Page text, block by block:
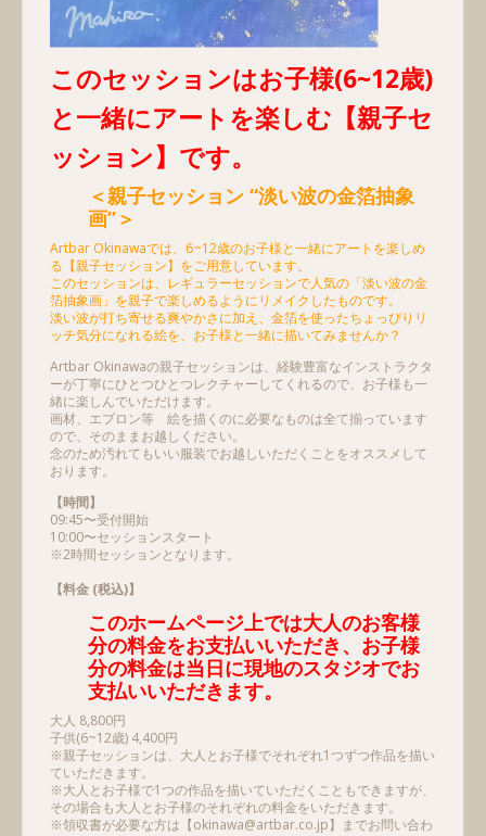
このセッションはお子様(6~12歳)
と一緒にアートを楽しむ【親子セ
ッション】です。
＜親子セッション “淡い波の金箔抽象
画”＞
Artbar Okinawaでは、6~12歳のお子様と一緒にアートを楽しめ
る【親子セッション】をご用意しています。
このセッションは、レギュラーセッションで人気の「淡い波の金
箔抽象画」を親子で楽しめるようにリメイクしたものです。
淡い波が打ち寄せる爽やかさに加え、金箔を使ったちょっぴりリ
ッチ気分になれる絵を、お子様と一緒に描いてみませんか？
Artbar Okinawaの親子セッションは、経験豊富なインストラクタ
ーが丁寧にひとつひとつレクチャーしてくれるので、お子様も一
緒に楽しんでいただけます。
画材、エプロン等 絵を描くのに必要なものは全て揃っています
ので、そのままお越しください。
念のため汚れてもいい服装でお越しいただくことをオススメして
おります。
【時間】
09:45〜受付開始
10:00〜セッションスタート
※2時間セッションとなります。
【料金 (税込)】
このホームページ上では大人のお客様
分の料金をお支払いいただき、お子様
分の料金は当日に現地のスタジオでお
支払いいただきます。
大人 8,800円
子供(6~12歳) 4,400円
※親子セッションは、大人とお子様でそれぞれ1つずつ作品を描い
ていただきます。
※大人とお子様で1つの作品を描いていただくこともできますが、
その場合も大人とお子様のそれぞれの料金をいただきます。
※領収書が必要な方は【okinawa@artbar.co.jp】までお問い合わ